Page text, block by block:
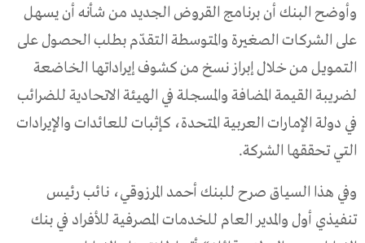
وأوضح البنك أن برنامج القروض الجديد من شأنه أن يسهل
على الشركات الصغيرة والمتوسطة التقدّم بطلب الحصول على
التمويل من خلال إبراز نسخ من كشوف إيراداتها الخاضعة
لضريبة القيمة المضافة والمسجلة في الهيئة الاتحادية للضرائب
في دولة الإمارات العربية المتحدة، كإثبات للعائدات والإيرادات
التي تحققها الشركة.
وفي هذا السياق صرح للبنك أحمد المرزوقي، نائب رئيس
تنفيذي أول والمدير العام للخدمات المصرفية للأفراد في بنك